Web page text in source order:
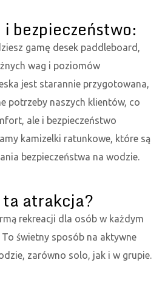
bezpieczeństwo:
gamę desek paddleboard,
wag i poziomów
jest starannie przygotowana,
potrzeby naszych klientów, co
ale i bezpieczeństwo
kamizelki ratunkowe, które są
bezpieczeństwa na wodzie.
atrakcja?
rekreacji dla osób w każdym
świetny sposób na aktywne
zarówno solo, jak i w grupie.